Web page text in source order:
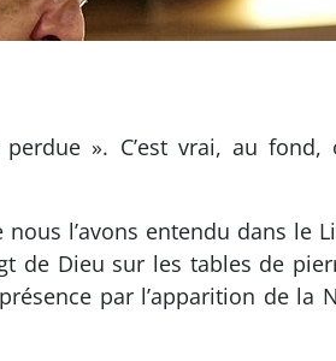
». C’est vrai, au
l’avons entendu dans le
Dieu sur les tables de
par l’apparition de la